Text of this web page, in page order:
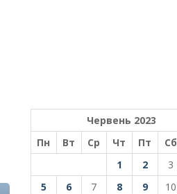
Червень 2023
Пн
Вт Ср Чт Пт Сб
1
2 3
5
6 7 8 9 10